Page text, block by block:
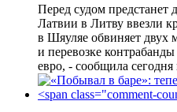
Перед судом предстанет
Латвии в Литву ввезли
в Шяуляе обвиняет двух
и перевозке
евро, - сообщила